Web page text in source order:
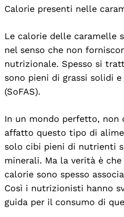
Calorie presenti nelle
Le calorie delle caramelle
nel senso che non
nutrizionale. Spesso si
sono pieni di grassi solidi
(SoFAS).
In un mondo perfetto, non
affatto questo tipo di
solo cibi pieni di nutrienti
minerali. Ma la verità è
calorie sono spesso
Così i nutrizionisti hanno
guida per il consumo di